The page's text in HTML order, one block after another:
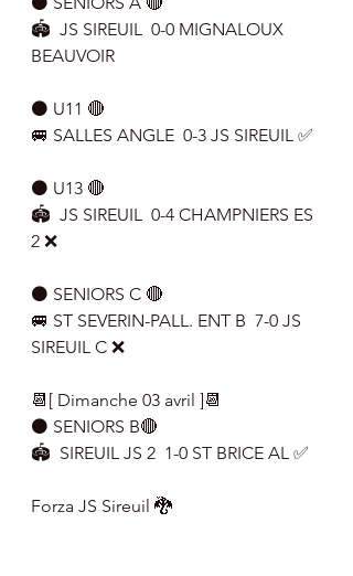
🏟  JS SIREUIL  0-0 MIGNALOUX
BEAUVOIR
⚫ U11 🔴
🚐 SALLES ANGLE  0-3 JS SIREUIL ✅
⚫ U13 🔴
🏟  JS SIREUIL  0-4 CHAMPNIERS ES
2 ❌
⚫ SENIORS C 🔴
🚐 ST SEVERIN-PALL. ENT B  7-0 JS
SIREUIL C ❌
📆[ Dimanche 03 avril ]📆
⚫ SENIORS B🔴
🏟  SIREUIL JS 2  1-0 ST BRICE AL ✅
Forza JS Sireuil 🐉